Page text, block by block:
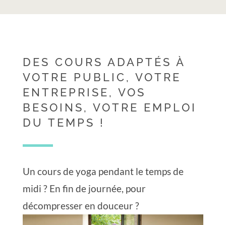
DES COURS ADAPTÉS À
VOTRE PUBLIC, VOTRE
ENTREPRISE, VOS
BESOINS, VOTRE EMPLOI
DU TEMPS !
Un cours de yoga pendant le temps de
midi ? En fin de journée, pour
décompresser en douceur ?